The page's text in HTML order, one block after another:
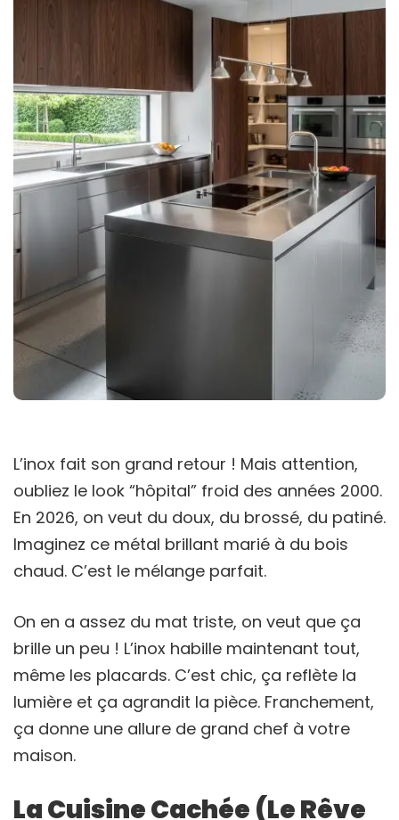
L’inox fait son grand retour ! Mais attention,
oubliez le look “hôpital” froid des années 2000.
En 2026, on veut du doux, du brossé, du patiné.
Imaginez ce métal brillant marié à du bois
chaud. C’est le mélange parfait.
On en a assez du mat triste, on veut que ça
brille un peu ! L’inox habille maintenant tout,
même les placards. C’est chic, ça reflète la
lumière et ça agrandit la pièce. Franchement,
ça donne une allure de grand chef à votre
maison.
La Cuisine Cachée (Le Rêve